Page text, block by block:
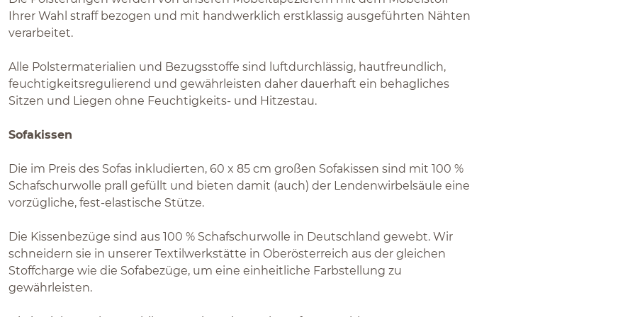
Ihrer Wahl straff bezogen und mit handwerklich erstklassig ausgeführten Nähten
verarbeitet.
Alle Polstermaterialien und Bezugsstoffe sind luftdurchlässig, hautfreundlich,
feuchtigkeitsregulierend und gewährleisten daher dauerhaft ein behagliches
Sitzen und Liegen ohne Feuchtigkeits- und Hitzestau.
Sofakissen
Die im Preis des Sofas inkludierten, 60 x 85 cm großen Sofakissen sind mit 100 %
Schafschurwolle prall gefüllt und bieten damit (auch) der Lendenwirbelsäule eine
vorzügliche, fest-elastische Stütze.
Die Kissenbezüge sind aus 100 % Schafschurwolle in Deutschland gewebt. Wir
schneidern sie in unserer Textilwerkstätte in Oberösterreich aus der gleichen
Stoffcharge wie die Sofabezüge, um eine einheitliche Farbstellung zu
gewährleisten.